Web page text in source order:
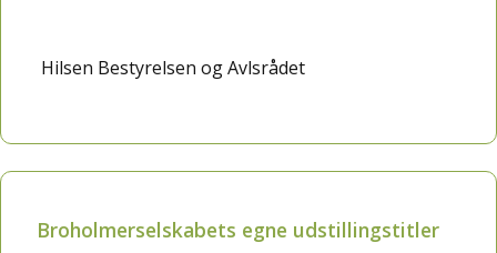
Hilsen Bestyrelsen og Avlsrådet
Broholmerselskabets egne udstillingstitler